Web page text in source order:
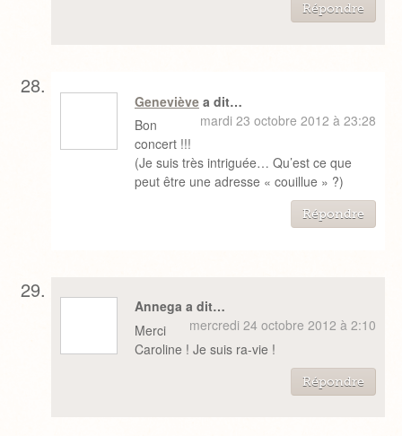
Répondre
Genevièvea dit…
mardi 23 octobre 2012 à 23:28
Bon
concert !!!
(Je suis très intriguée… Qu’est ce que
peut être une adresse « couillue » ?)
Répondre
Annega a dit…
mercredi 24 octobre 2012 à 2:10
Merci
Caroline ! Je suis ra-vie !
Répondre